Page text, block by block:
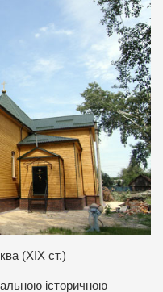
(ХІХ ст.)
історичною